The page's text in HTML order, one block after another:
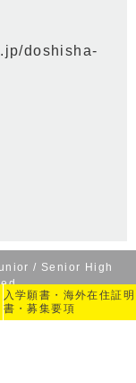
入学願書・海外在住証明
書・募集要項
doshisha-
/ Senior High